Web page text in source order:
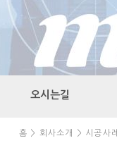
오시는길
홈 > 회사소개 > 시공사례